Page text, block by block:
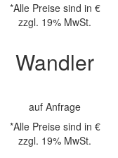
*Alle Preise sind in €
zzgl. 19% MwSt.
Wandler
auf Anfrage
*Alle Preise sind in €
zzgl. 19% MwSt.